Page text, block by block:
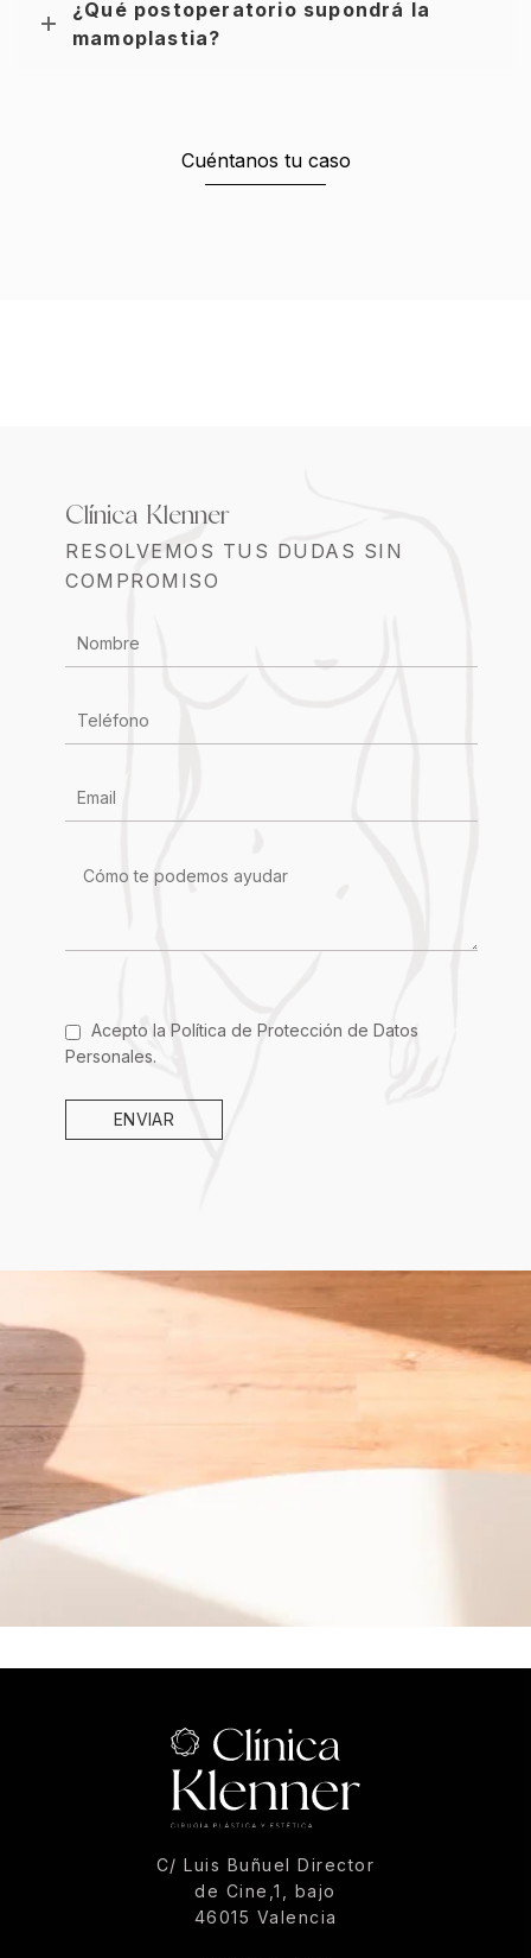
¿Qué postoperatorio supondrá la
mamoplastia?
Cuéntanos tu caso
Clínica Klenner
RESOLVEMOS TUS DUDAS SIN
COMPROMISO
CONTACTO
Acepto la Política de Protección de Datos
Personales.
ENVIAR
C/ Luis Buñuel Director
de Cine,1, bajo
46015 Valencia